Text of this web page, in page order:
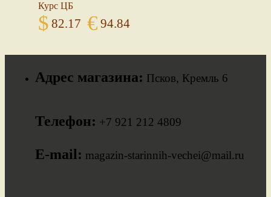
Курс ЦБ
$ 82.17 € 94.84
Адрес магазина: Псков, Кремль 6
Телефон: +7 921 212 4809
E-mail: magazin-starinnih-vechei@mail.ru